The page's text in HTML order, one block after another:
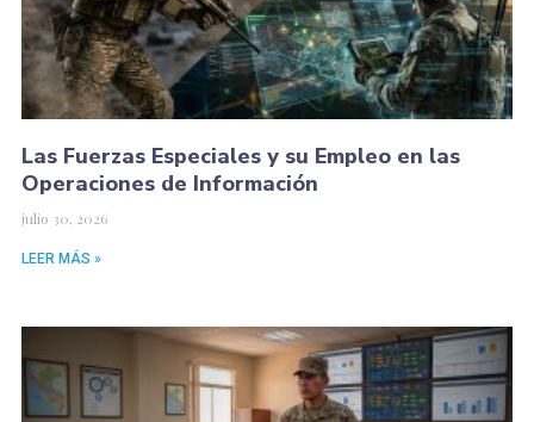
Las Fuerzas Especiales y su Empleo en las
Operaciones de Información
julio 30, 2026
LEER MÁS »